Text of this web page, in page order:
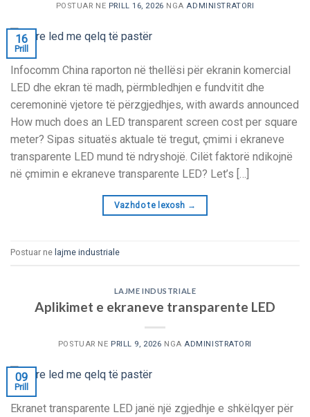
POSTUAR NE PRILL 16, 2026 NGAADMINISTRATORI
16
Prill
Infocomm China raporton në thellësi për ekranin komercial
LED dhe ekran të madh, përmbledhjen e fundvitit dhe
ceremoninë vjetore të përzgjedhjes, with awards announced
How much does an LED transparent screen cost per square
meter? Sipas situatës aktuale të tregut, çmimi i ekraneve
transparente LED mund të ndryshojë. Cilët faktorë ndikojnë
në çmimin e ekraneve transparente LED? Let’s […]
Vazhdo te lexosh →
Postuar ne lajme industriale
LAJME INDUSTRIALE
Aplikimet e ekraneve transparente LED
POSTUAR NE PRILL 9, 2026 NGAADMINISTRATORI
09
Prill
Ekranet transparente LED janë një zgjedhje e shkëlqyer për